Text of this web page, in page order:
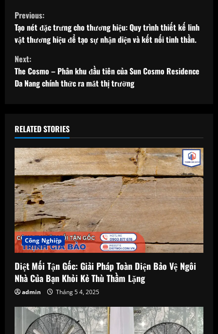
C
o
n
t
i
u
e
R
e
a
d
i
n
g
Previous:
Tạo nét đặc trưng cho thương hiệu: Quy trình thiết kế linh
vật thương hiệu để tạo sự nhận diện và kết nối tinh thần.
Next:
The Cosmo – Phân khu đầu tiên của Sun Cosmo Residence
Da Nang chính thức ra mắt thị trường
RELATED STORIES
Công Nghiệp
Diệt Mối Tận Gốc: Giải Pháp Toàn Diện Bảo Vệ Ngôi
Nhà Của Bạn Khỏi Kẻ Thù Thầm Lặng
admin Tháng 5 4, 2025